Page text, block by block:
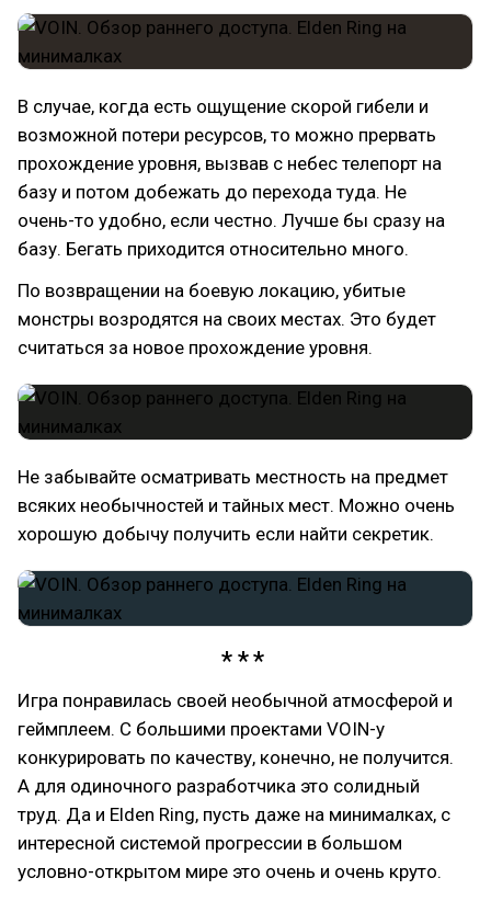
В случае, когда есть ощущение скорой гибели и
возможной потери ресурсов, то можно прервать
прохождение уровня, вызвав с небес телепорт на
базу и потом добежать до перехода туда. Не
очень-то удобно, если честно. Лучше бы сразу на
базу. Бегать приходится относительно много.
По возвращении на боевую локацию, убитые
монстры возродятся на своих местах. Это будет
считаться за новое прохождение уровня.
Не забывайте осматривать местность на предмет
всяких необычностей и тайных мест. Можно очень
хорошую добычу получить если найти секретик.
Игра понравилась своей необычной атмосферой и
геймплеем. С большими проектами VOIN-у
конкурировать по качеству, конечно, не получится.
А для одиночного разработчика это солидный
труд. Да и Elden Ring, пусть даже на минималках, с
интересной системой прогрессии в большом
условно-открытом мире это очень и очень круто.